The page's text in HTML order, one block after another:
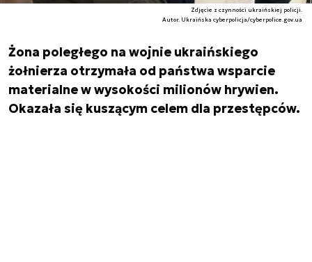
Zdjęcie z czynności ukraińskiej policji.
Autor. Ukraińska cyberpolicja/cyberpolice.gov.ua
Żona poległego na wojnie ukraińskiego
żołnierza otrzymała od państwa wsparcie
materialne w wysokości milionów hrywien.
Okazała się kuszącym celem dla przestępców.